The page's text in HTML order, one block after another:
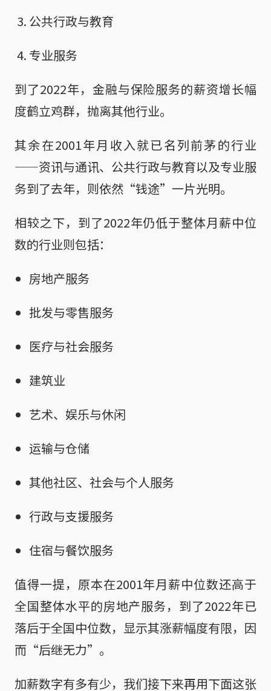
公共行政与教育
专业服务
到了2022年，金融与保险服务的薪资增长幅
度鹤立鸡群，抛离其他行业。
其余在2001年月收入就已名列前茅的行业
——资讯与通讯、公共行政与教育以及专业服
务到了去年，则依然“钱途”一片光明。
相较之下，到了2022年仍低于整体月薪中位
数的行业则包括：
房地产服务
批发与零售服务
医疗与社会服务
建筑业
艺术、娱乐与休闲
运输与仓储
其他社区、社会与个人服务
行政与支援服务
住宿与餐饮服务
值得一提，原本在2001年月薪中位数还高于
全国整体水平的房地产服务，到了2022年已
落后于全国中位数，显示其涨薪幅度有限，因
而“后继无力”。
加薪数字有多有少，我们接下来再用下面这张